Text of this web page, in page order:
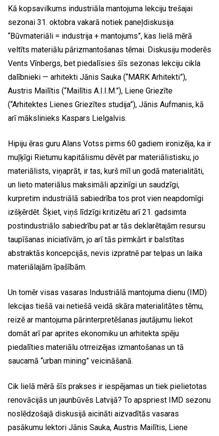
Kā kopsavilkums industriāla mantojuma lekciju trešajai
sezonai 31. oktobra vakarā notiek paneļdiskusija
“Būvmateriāli = industrija + mantojums”, kas lielā mērā
veltīts materiālu pārizmantošanas tēmai. Diskusiju moderēs
Vents Vīnbergs, bet piedalīsies šīs sezonas lekciju cikla
dalībnieki — arhitekti Jānis Sauka (“MARK Arhitekti”),
Austris Mailītis (“Mailītis A.I.I.M.”), Liene Griezīte
(“Arhitektes Lienes Griezītes studija”), Jānis Aufmanis, kā
arī mākslinieks Kaspars Lielgalvis.
Hipiju ēras guru Alans Votss pirms 60 gadiem ironizēja, ka ir
muļķīgi Rietumu kapitālismu dēvēt par materiālistisku, jo
materiālists, viņaprāt, ir tas, kurš mīl un godā materialitāti,
un lieto materiālus maksimāli apzinīgi un saudzīgi,
kurpretim industriālā sabiedrība tos prot vien neapdomīgi
izšķērdēt. Šķiet, viņš līdzīgi kritizētu arī 21. gadsimta
postindustriālo sabiedrību pat ar tās deklarētajām resursu
taupīšanas iniciatīvām, jo arī tās pirmkārt ir balstītas
abstraktās koncepcijās, nevis izpratnē par telpas un laika
materiālajām īpašībām.
Un tomēr visas vasaras Industriālā mantojuma dienu (IMD)
lekcijas tiešā vai netiešā veidā skāra materialitātes tēmu,
reizē ar mantojuma pārinterpretēšanas jautājumu liekot
domāt arī par aprites ekonomiku un arhitekta spēju
piedalīties materiālu otrreizējas izmantošanas un tā
saucamā “urban mining” veicināšanā.
Cik lielā mērā šīs prakses ir iespējamas un tiek pielietotas
renovācijās un jaunbūvēs Latvijā? To apspriest IMD sezonu
noslēdzošajā diskusijā aicināti aizvadītās vasaras
pasākumu lektori Jānis Sauka, Austris Mailītis, Liene